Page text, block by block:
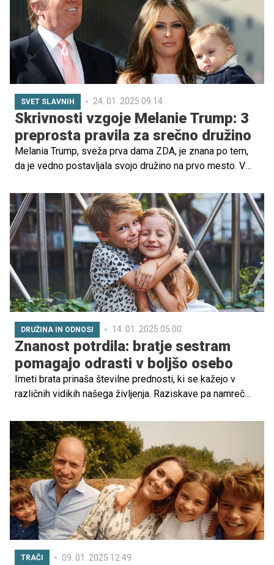
SVET SLAVNIH 24. 01. 2025 09.14
Skrivnosti vzgoje Melanie Trump: 3
preprosta pravila za srečno družino
Melania Trump, sveža prva dama ZDA, je znana po tem,
da je vedno postavljala svojo družino na prvo mesto. V
načelom, ki jih je delila v svojih redkih intervjujih.
Spoštovanje individualnosti, moč staršev in pomembnost
časa zase so vrednote, ki jih zelo poudarja.
DRUŽINA IN ODNOSI 14. 01. 2025 05.00
Znanost potrdila: bratje sestram
pomagajo odrasti v boljšo osebo
Imeti brata prinaša številne prednosti, ki se kažejo v
različnih vidikih našega življenja. Raziskave pa namreč
oblikujejo značaj sorojenca in medsebojne odnose.
Preberi, zakaj so bratje ključni za sestrino odraščanje in
dobro počutje.
TRAČI 09. 01. 2025 12.49